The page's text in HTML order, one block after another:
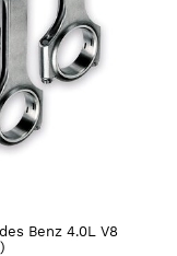
Benz 4.0L V8